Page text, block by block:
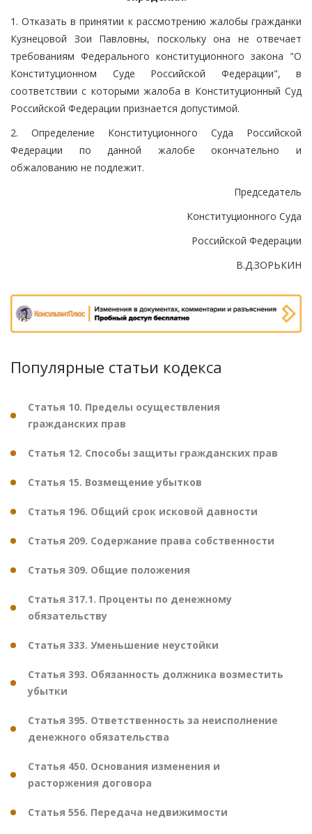
1. Отказать в принятии к рассмотрению жалобы гражданки
Кузнецовой Зои Павловны, поскольку она не отвечает
требованиям Федерального конституционного закона "О
Конституционном Суде Российской Федерации", в
соответствии с которыми жалоба в Конституционный Суд
Российской Федерации признается допустимой.
2. Определение Конституционного Суда Российской
Федерации по данной жалобе окончательно и
обжалованию не подлежит.
Председатель
Конституционного Суда
Российской Федерации
В.Д.ЗОРЬКИН
Популярные статьи кодекса
Статья 10. Пределы осуществления
гражданских прав
Статья 12. Способы защиты гражданских прав
Статья 15. Возмещение убытков
Статья 196. Общий срок исковой давности
Статья 209. Содержание права собственности
Статья 309. Общие положения
Статья 317.1. Проценты по денежному
обязательству
Статья 333. Уменьшение неустойки
Статья 393. Обязанность должника возместить
убытки
Статья 395. Ответственность за неисполнение
денежного обязательства
Статья 450. Основания изменения и
расторжения договора
Статья 556. Передача недвижимости